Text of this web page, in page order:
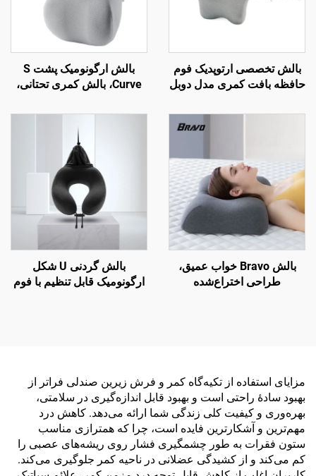
بالش تخصصی ارتوپدیک فوم
حافظه بافت کمری مدل دوبل
بالش کمر B2
بالش ارگونومیک پشت S
Curve، بالش کمری تحتانی،
دفتر، بالش کمر B7
بالش Bravo خواب عمیق،
طراحی اختراع‌شده
بالش گردنی U شکل
ارگونومیک قابل تنظیم با فوم
مزایای استفاده از تکیه‌گاه کمر و فرش زیرین صندلی فراتر از
بهبود سادهٔ راحتی است و بهبود قابل اندازه‌گیری در سلامتی،
بهره‌وری و کیفیت کلی زندگی شما ارائه می‌دهد. کاهش درد
مهم‌ترین و آشکارترین فایده است، چرا که همترازی مناسب
ستون فقرات به طور چشمگیری فشار روی ریشه‌های عصبی را
کم می‌کند و از کشیدگی عضلانی در ناحیه کمر جلوگیری می‌کند.